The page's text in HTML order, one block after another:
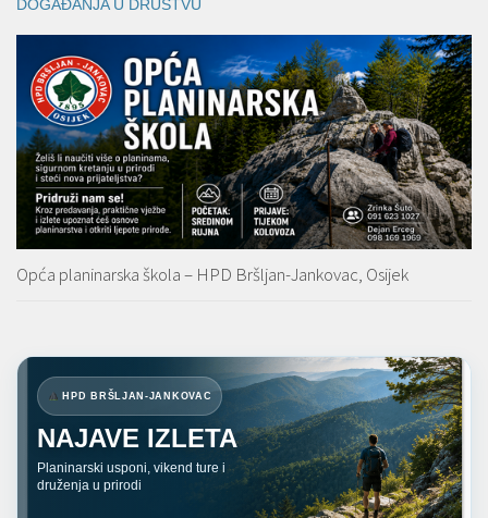
DOGAĐANJA U DRUŠTVU
Opća planinarska škola – HPD Bršljan-Jankovac, Osijek
HPD BRŠLJAN-JANKOVAC
NAJAVE IZLETA
Planinarski usponi, vikend ture i
druženja u prirodi